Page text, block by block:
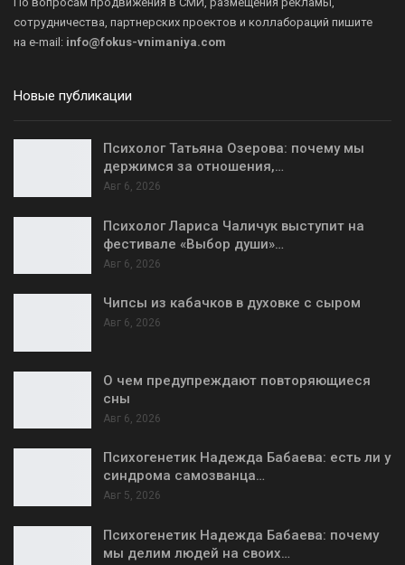
сотрудничества, партнерских проектов и коллабораций пишите
на e-mail: info@fokus-vnimaniya.com
Новые публикации
Психолог Татьяна Озерова: почему мы
держимся за отношения,…
Авг 6, 2026
Психолог Лариса Чаличук выступит на
фестивале «Выбор души»…
Авг 6, 2026
Чипсы из кабачков в духовке с сыром
Авг 6, 2026
О чем предупреждают повторяющиеся
сны
Авг 6, 2026
Психогенетик Надежда Бабаева: есть ли у
синдрома самозванца…
Авг 5, 2026
Психогенетик Надежда Бабаева: почему
мы делим людей на своих…